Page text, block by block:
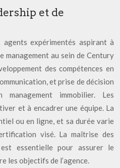
et de
agents expérimentés aspirant à
management au sein de Century
des compétences en
et prise de décision
immobilier. Les
et à encadrer une équipe. La
ou en ligne, et sa durée varie
visé. La maîtrise des
essentielle pour assurer le
les objectifs de l’agence.